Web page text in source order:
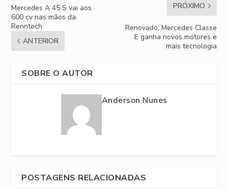
Mercedes A 45 S vai aos
600 cv nas mãos da
Renntech
ANTERIOR
PRÓXIMO
Renovado, Mercedes Classe
E ganha novos motores e
mais tecnologia
SOBRE O AUTOR
Anderson Nunes
POSTAGENS RELACIONADAS